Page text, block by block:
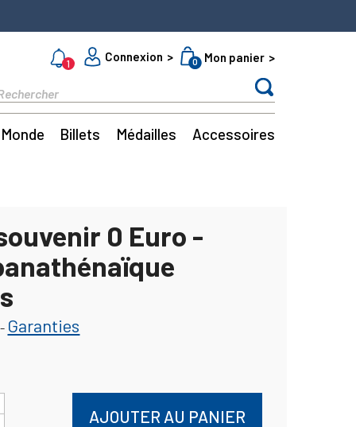
1
Connexion 0 Mon panier
Monde Billets Médailles Accessoires
0 Euro -
Garanties
AJOUTER AU PANIER